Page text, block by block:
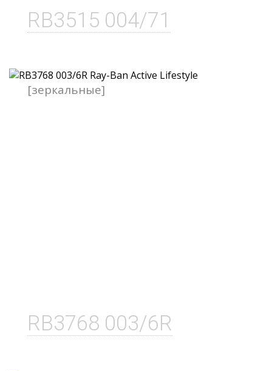
RB3515 004/71
RB3768 003/6R
[зеркальные]